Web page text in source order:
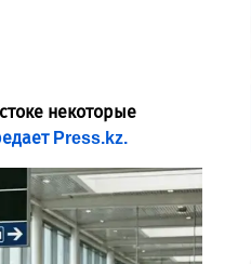
некоторые
Press.kz.